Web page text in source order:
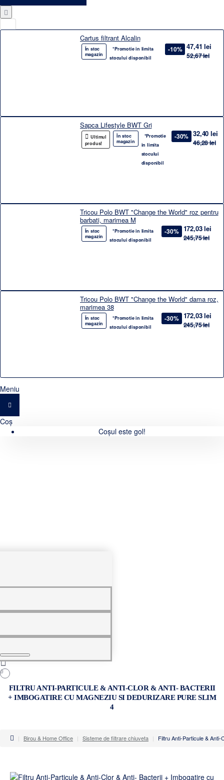
Cartus filtrant Alcalin
În stoc
magazin
*Promotie in limita
stocului disponibil
-10% 47,41 lei
52,67 lei
Sapca Lifestyle BWT Gri
Ultimul
produs!
În stoc
magazin
*Promotie
in limita
stocului
disponibil
-30% 32,40 lei
46,28 lei
Tricou Polo BWT "Change the World" roz pentru
barbati, marimea M
În stoc
magazin
*Promotie in limita
stocului disponibil
-30% 172,03 lei
245,75 lei
Tricou Polo BWT "Change the World" dama roz,
marimea 38
În stoc
magazin
*Promotie in limita
stocului disponibil
-30% 172,03 lei
245,75 lei
Meniu
Coș
Coșul este gol!
0
0
FILTRU ANTI-PARTICULE & ANTI-CLOR & ANTI- BACTERII
+ IMBOGATIRE CU MAGNEZIU SI DEDURIZARE PURE SLIM
4
homeBirou & Home Office Sisteme de filtrare chiuveta Filtru Anti-Particule &